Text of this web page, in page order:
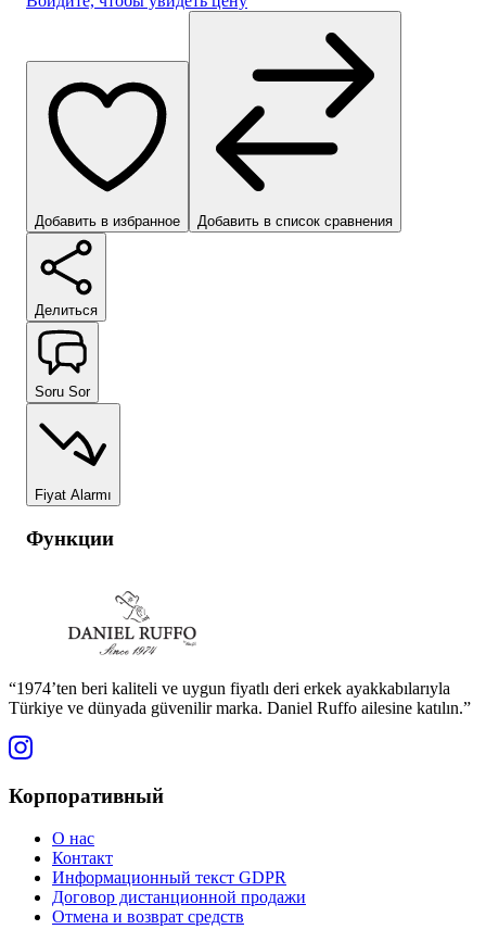
Добавить в избранное Добавить в список сравнения
Делиться
Soru Sor
Fiyat Alarmı
Функции
“1974’ten beri kaliteli ve uygun fiyatlı deri erkek ayakkabılarıyla
Türkiye ve dünyada güvenilir marka. Daniel Ruffo ailesine katılın.”
Корпоративный
О нас
Контакт
Информационный текст GDPR
Договор дистанционной продажи
Отмена и возврат средств